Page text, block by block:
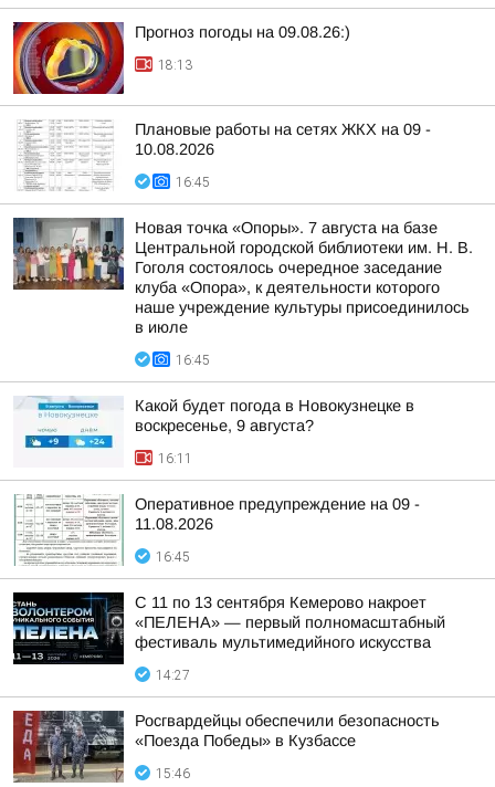
Прогноз погоды на 09.08.26:)
18:13
Плановые работы на сетях ЖКХ на 09 -
10.08.2026
16:45
Новая точка «Опоры». 7 августа на базе
Центральной городской библиотеки им. Н. В.
Гоголя состоялось очередное заседание
клуба «Опора», к деятельности которого
наше учреждение культуры присоединилось
в июле
16:45
Какой будет погода в Новокузнецке в
воскресенье, 9 августа?
16:11
Оперативное предупреждение на 09 -
11.08.2026
16:45
С 11 по 13 сентября Кемерово накроет
«ПЕЛЕНА» — первый полномасштабный
фестиваль мультимедийного искусства
14:27
Росгвардейцы обеспечили безопасность
«Поезда Победы» в Кузбассе
15:46